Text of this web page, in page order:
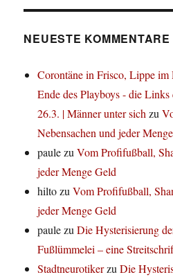
NEUESTE KOMMENTARE
Corontäne in Frisco, Lippe im
Ende des Playboys - die
26.3. | Männer unter sichzu
Nebensachen und jeder
paulezuVom Profifußball,
jeder Menge Geld
hiltozuVom Profifußball,
jeder Menge Geld
paulezuDie Hysterisierung
Fußlümmelei – eine
StadtneurotikerzuDie